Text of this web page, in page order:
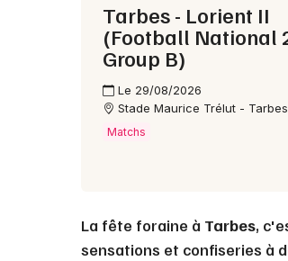
Tarbes - Lorient II
(Football National
Group B)
Le 29/08/2026
Stade Maurice Trélut - Tarbes
Matchs
La fête foraine à Tarbes,
sensations et confiseries à